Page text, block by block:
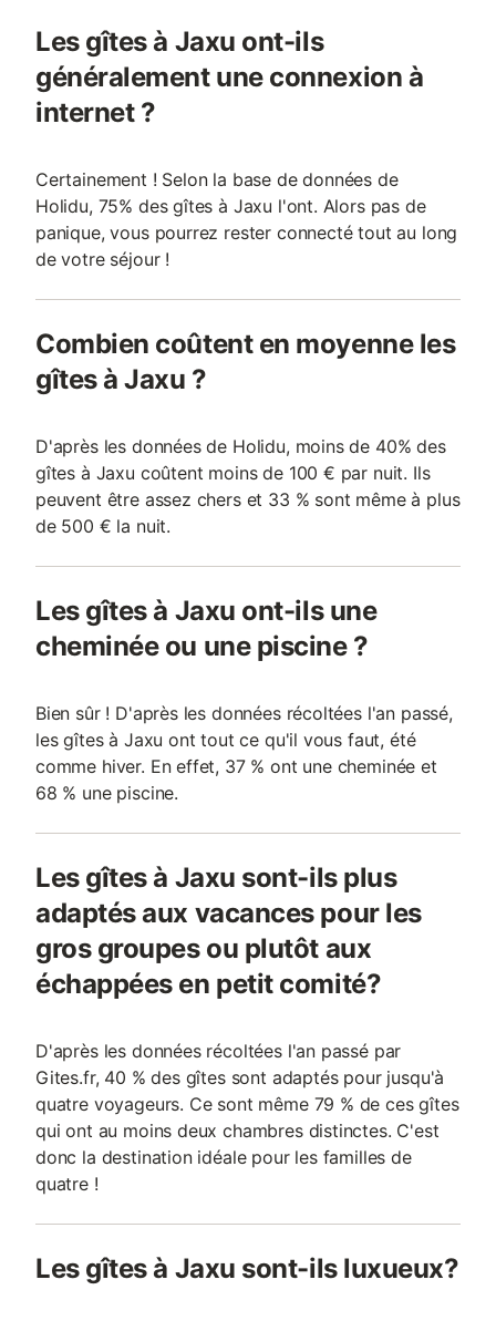
Les gîtes à Jaxu ont-ils
généralement une connexion à
internet ?
Certainement ! Selon la base de données de
Holidu, 75% des gîtes à Jaxu l'ont. Alors pas de
panique, vous pourrez rester connecté tout au long
de votre séjour !
Combien coûtent en moyenne les
gîtes à Jaxu ?
D'après les données de Holidu, moins de 40% des
gîtes à Jaxu coûtent moins de 100 € par nuit. Ils
peuvent être assez chers et 33 % sont même à plus
de 500 € la nuit.
Les gîtes à Jaxu ont-ils une
cheminée ou une piscine ?
Bien sûr ! D'après les données récoltées l'an passé,
les gîtes à Jaxu ont tout ce qu'il vous faut, été
comme hiver. En effet, 37 % ont une cheminée et
68 % une piscine.
Les gîtes à Jaxu sont-ils plus
adaptés aux vacances pour les
gros groupes ou plutôt aux
échappées en petit comité?
D'après les données récoltées l'an passé par
Gites.fr, 40 % des gîtes sont adaptés pour jusqu'à
quatre voyageurs. Ce sont même 79 % de ces gîtes
qui ont au moins deux chambres distinctes. C'est
donc la destination idéale pour les familles de
quatre !
Les gîtes à Jaxu sont-ils luxueux?